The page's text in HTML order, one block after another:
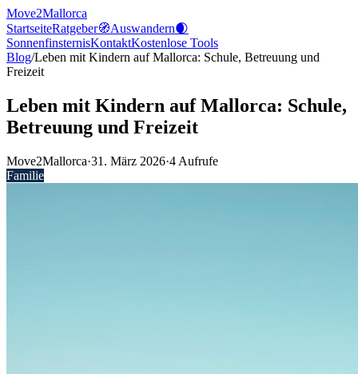
Move2Mallorca
StartseiteRatgeber🧭Auswandern🌒
SonnenfinsternisKontaktKostenlose Tools
Blog/Leben mit Kindern auf Mallorca: Schule, Betreuung und
Freizeit
Leben mit Kindern auf Mallorca: Schule,
Betreuung und Freizeit
Move2Mallorca·31. März 2026·4 Aufrufe
Familie